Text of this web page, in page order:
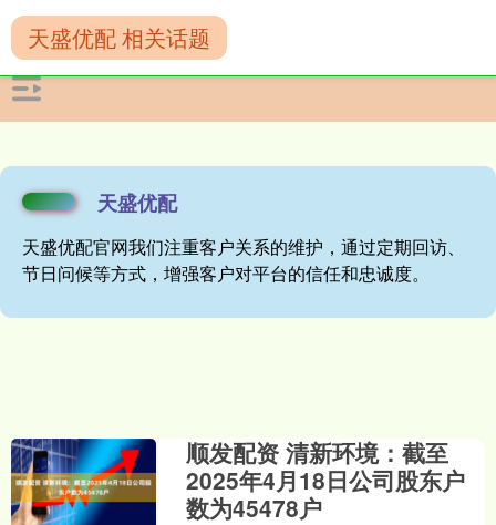
天盛优配
天盛优配官网我们注重客户关系的维护，通过定期回访、
节日问候等方式，增强客户对平台的信任和忠诚度。
天盛优配 相关话题
顺发配资 清新环境：截至
2025年4月18日公司股东户
数为45478户